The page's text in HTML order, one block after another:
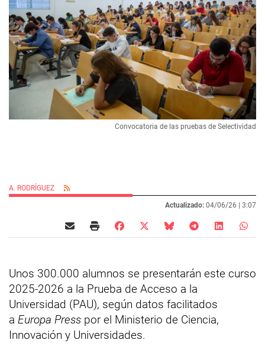
Convocatoria de las pruebas de Selectividad
A. RODRÍGUEZ
Actualizado: 04/06/26 | 3:07
Unos 300.000 alumnos se presentarán este curso
2025-2026 a la Prueba de Acceso a la
Universidad (PAU), según datos facilitados
a Europa Press por el Ministerio de Ciencia,
Innovación y Universidades.